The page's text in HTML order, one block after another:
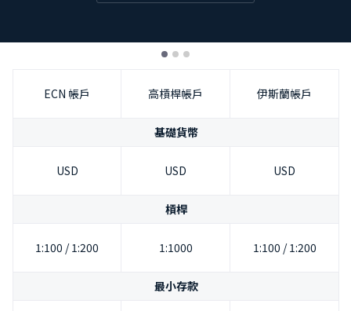
ECN 帳戶 高槓桿帳戶 伊斯蘭帳戶
基礎貨幣
USD USD USD
槓桿
1:100 / 1:200 1:1000 1:100 / 1:200
最小存款